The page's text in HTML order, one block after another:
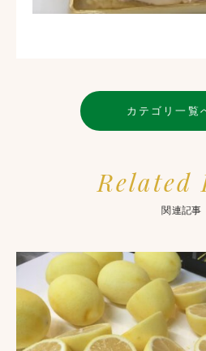
カテゴリ一覧
Related
関連記事